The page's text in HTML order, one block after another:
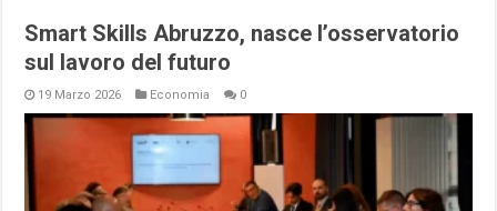
Smart Skills Abruzzo, nasce l’osservatorio
sul lavoro del futuro
19 Marzo 2026 Economia 0